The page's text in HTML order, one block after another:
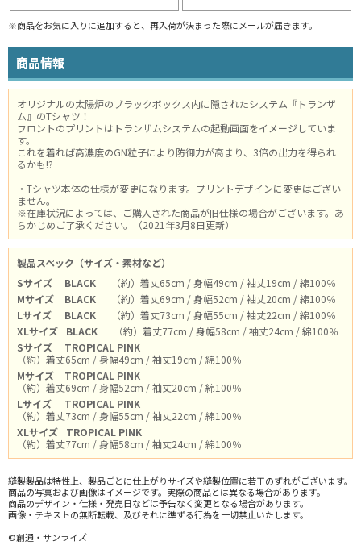
※商品をお気に入りに追加すると、再入荷が決まった際にメールが届きます。
商品情報
オリジナルの太陽炉のブラックボックス内に隠されたシステム『トランザ
ム』のTシャツ！
フロントのプリントはトランザムシステムの起動画面をイメージしていま
す。
これを着れば高濃度のGN粒子により防御力が高まり、3倍の出力を得られ
るかも!?
・Tシャツ本体の仕様が変更になります。プリントデザインに変更はござい
ません。
※在庫状況によっては、ご購入された商品が旧仕様の場合がございます。あ
らかじめご了承ください。（2021年3月8日更新）
製品スペック（サイズ・素材など）
Sサイズ
BLACK
（約）着丈65cm / 身幅49cm / 袖丈19cm / 綿100％
Mサイズ
BLACK
（約）着丈69cm / 身幅52cm / 袖丈20cm / 綿100％
Lサイズ
BLACK
（約）着丈73cm / 身幅55cm / 袖丈22cm / 綿100％
XLサイズ
BLACK
（約）着丈77cm / 身幅58cm / 袖丈24cm / 綿100％
Sサイズ
TROPICAL PINK
（約）着丈65cm / 身幅49cm / 袖丈19cm / 綿100％
Mサイズ
TROPICAL PINK
（約）着丈69cm / 身幅52cm / 袖丈20cm / 綿100％
Lサイズ
TROPICAL PINK
（約）着丈73cm / 身幅55cm / 袖丈22cm / 綿100％
XLサイズ
TROPICAL PINK
（約）着丈77cm / 身幅58cm / 袖丈24cm / 綿100％
縫製製品は特性上、製品ごとに仕上がりサイズや縫製位置に若干のずれがございます。
商品の写真および画像はイメージです。実際の商品とは異なる場合があります。
商品のデザイン・仕様・発売日などは予告なく変更となる場合があります。
画像・テキストの無断転載、及びそれに準ずる行為を一切禁止いたします。
©創通・サンライズ